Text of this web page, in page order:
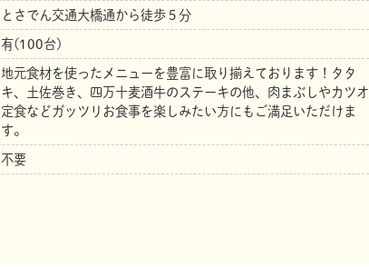
とさでん交通大橋通から徒歩５分
有(100台)
地元食材を使ったメニューを豊富に取り揃えております！タタ
キ、土佐巻き、四万十麦酒牛のステーキの他、肉まぶしやカツオ
定食などガッツリお食事を楽しみたい方にもご満足いただけま
す。
不要